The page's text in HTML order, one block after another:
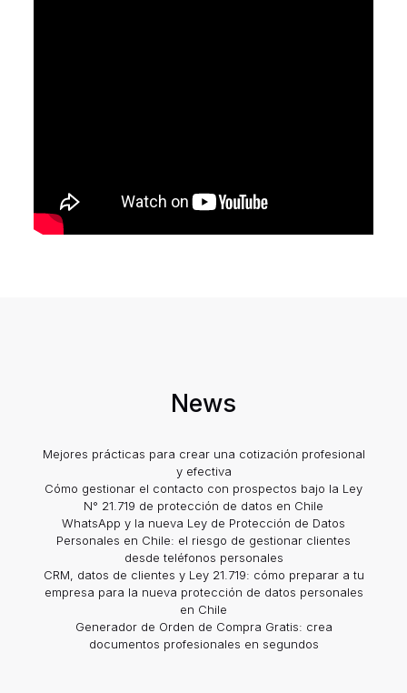
News
Mejores prácticas para crear una cotización profesional
y efectiva
Cómo gestionar el contacto con prospectos bajo la Ley
N° 21.719 de protección de datos en Chile
WhatsApp y la nueva Ley de Protección de Datos
Personales en Chile: el riesgo de gestionar clientes
desde teléfonos personales
CRM, datos de clientes y Ley 21.719: cómo preparar a tu
empresa para la nueva protección de datos personales
en Chile
Generador de Orden de Compra Gratis: crea
documentos profesionales en segundos